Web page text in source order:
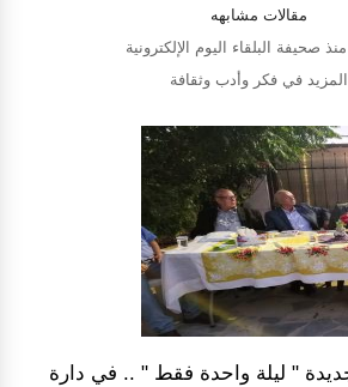
مقالات مشابهه
منذ صحيفة البلقاء اليوم الإلكترونية
المزيد في فكر وأدب وثقافة
" ليلة واحدة فقط " .. في دارة